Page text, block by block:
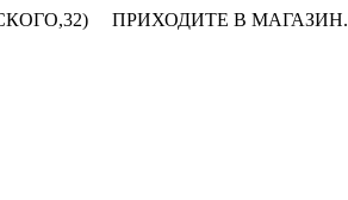
ПРИХОДИТЕ В МАГАЗИН.